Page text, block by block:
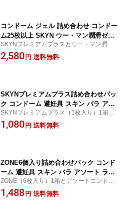
コンドーム ジェル 詰め合わせ コンドー
ム25枚以上 SKYN ウー・マン潤滑ゼリ
ー 潤滑ジェル 不二ラテックス うるおい
マッサージ オイル ローション hk0017
SKYNプレミアムプラスとウー・マン潤滑
ゼリーがセットになったお買い得パッケー
ジ！
2,580 円 送料無料
SKYNプレミアムプラス詰め合わせパッ
ク コンドーム 避妊具 スキン バラ アソ
ート ランダム 詰め合わせ 福袋 おまけ
お楽しみ 安心梱包 国内メーカー オカモ
SKYNプレミアムプラス（5枚入り）1箱と
アソートコンドーム24枚、合計29枚の詰め
合わせパック
1,080 円 送料無料
ZONE6個入り詰め合わせパック コンド
ーム 避妊具 スキン バラ アソート ラン
ダム 詰め合わせ 福袋 おまけ お楽しみ
安心梱包 国内メーカー オカモト サガミ
ZONE（6枚入り）1箱とアソートコンドー
ム24枚、合計30枚の詰め合わせパック
1,488 円 送料無料